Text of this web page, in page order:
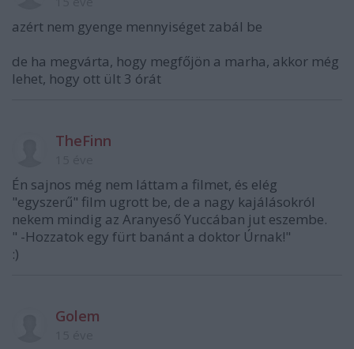
azért nem gyenge mennyiséget zabál be
de ha megvárta, hogy megfőjön a marha, akkor még
lehet, hogy ott ült 3 órát
TheFinn
Én sajnos még nem láttam a filmet, és elég
"egyszerű" film ugrott be, de a nagy kajálásokról
nekem mindig az Aranyeső Yuccában jut eszembe.
" -Hozzatok egy fürt banánt a doktor Úrnak!"
:)
Golem